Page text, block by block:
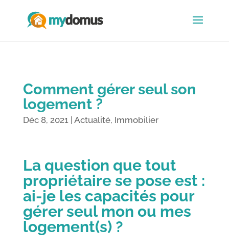
Comment gérer seul son
logement ?
Déc 8, 2021| Actualité, Immobilier
La question que tout
propriétaire se pose est :
ai-je les capacités pour
gérer seul mon ou mes
logement(s) ?